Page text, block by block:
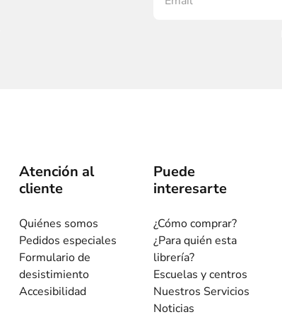
Atención al
cliente
Quiénes somos
Pedidos especiales
Formulario de
desistimiento
Accesibilidad
Puede
interesarte
¿Cómo comprar?
¿Para quién esta
librería?
Escuelas y centros
Nuestros Servicios
Noticias